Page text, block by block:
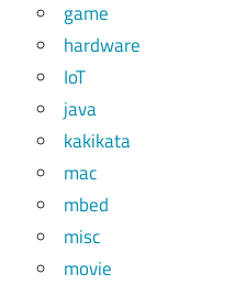
game
hardware
IoT
java
kakikata
mac
mbed
misc
movie